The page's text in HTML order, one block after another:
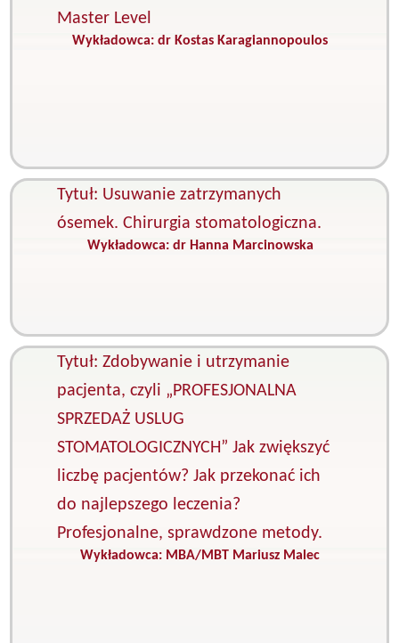
Master Level
Wykładowca:dr Kostas Karagiannopoulos
Tytuł: Usuwanie zatrzymanych
ósemek. Chirurgia stomatologiczna.
Wykładowca: dr Hanna Marcinowska
Tytuł: Zdobywanie i utrzymanie
pacjenta, czyli „PROFESJONALNA
SPRZEDAŻ USLUG
STOMATOLOGICZNYCH” Jak zwiększyć
liczbę pacjentów? Jak przekonać ich
do najlepszego leczenia?
Profesjonalne, sprawdzone metody.
Wykładowca: MBA/MBT Mariusz Malec